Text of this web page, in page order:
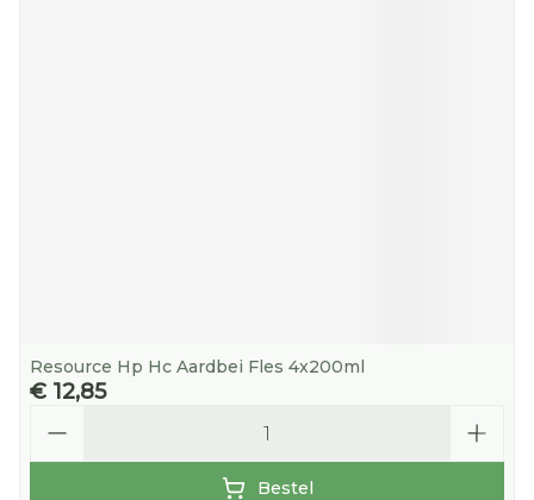
Resource Hp Hc Aardbei Fles 4x200ml
€ 12,85
Bestel